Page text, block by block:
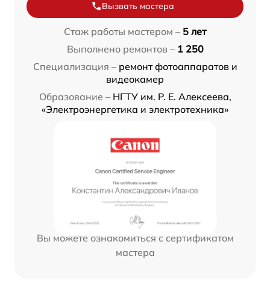
Вызвать мастера
Стаж работы мастером – 5 лет
Выполнено ремонтов – 1 250
Специализация – ремонт фотоаппаратов и
видеокамер
Образование – НГТУ им. Р. Е. Алексеева,
«Электроэнергетика и электротехника»
Вы можете ознакомиться с сертификатом
мастера